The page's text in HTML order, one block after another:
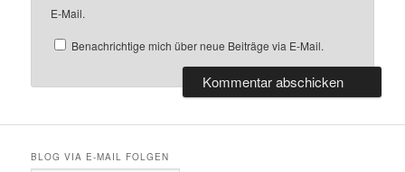
E-Mail.
Benachrichtige mich über neue Beiträge via E-Mail.
BLOG VIA E-MAIL FOLGEN